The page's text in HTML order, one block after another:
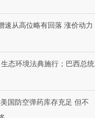
速从高位略有回落 涨价动力
态环境法典施行；巴西总统
国防空弹药库存充足 但不